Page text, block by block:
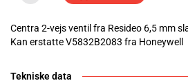
Centra 2-vejs ventil fra Resideo 6,5 mm
Kan erstatte V5832B2083 fra Honeywell
Tekniske data